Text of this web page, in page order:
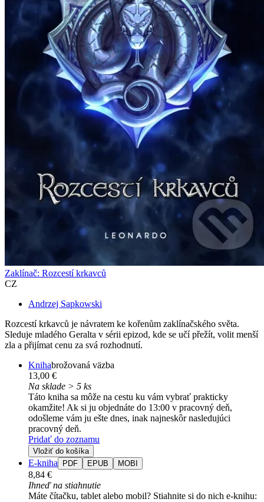
Zaklínač: Rozcestí krkavců
CZ
Andrzej Sapkowski
Rozcestí krkavců je návratem ke kořenům zaklínačského světa.
Sleduje mladého Geralta v sérii epizod, kde se učí přežít, volit menší
zla a přijímat cenu za svá rozhodnutí.
Knihabrožovaná väzba
13,00 €
Na sklade > 5 ks
Táto kniha sa môže na cestu ku vám vybrať prakticky
okamžite! Ak si ju objednáte do 13:00 v pracovný deň,
odošleme vám ju ešte dnes, inak najneskôr nasledujúci
pracovný deň.
Pridať do zoznamu
Vložiť do košíka
E-kniha PDF EPUB MOBI
8,84 €
Ihneď na stiahnutie
Máte čítačku, tablet alebo mobil? Stiahnite si do nich e-knihu: